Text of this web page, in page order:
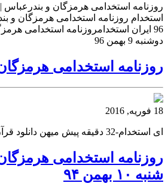
96 ایران استخدامروزنامه استخدامی
دوشنبه 9 بهمن 96
روزنامه استخدامی هرمزگان | ۲۹ بهمن
18 فوریه, 2016
ای استخدام-32 دقیقه پیش میهن دانلود قرآن
روزنامه استخدامی
شنبه ۱۰ بهمن ۹۴